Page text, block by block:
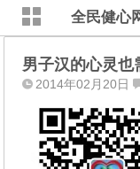
全民健心
男子汉的心灵也
2014年02月20日